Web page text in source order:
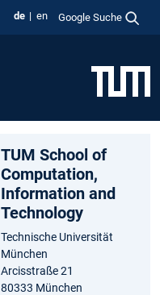
de en Google Suche
TUM School of
Computation,
Information and
Technology
Technische Universität
München
Arcisstraße 21
80333 München